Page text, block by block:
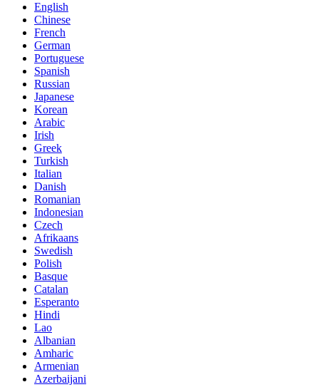
English
Chinese
French
German
Portuguese
Spanish
Russian
Japanese
Korean
Arabic
Irish
Greek
Turkish
Italian
Danish
Romanian
Indonesian
Czech
Afrikaans
Swedish
Polish
Basque
Catalan
Esperanto
Hindi
Lao
Albanian
Amharic
Armenian
Azerbaijani